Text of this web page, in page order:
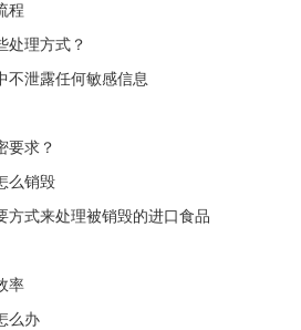
程
处理方式？
不泄露任何敏感信息
要求？
么销毁
方式来处理被销毁的进口食品
率
么办